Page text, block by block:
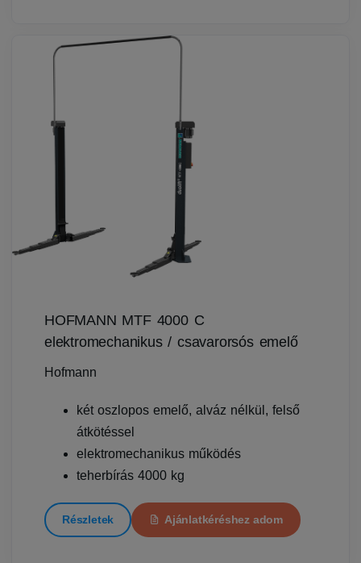
HOFMANN MTF 4000 C
elektromechanikus / csavarorsós emelő
Hofmann
két oszlopos emelő, alváz nélkül, felső
átkötéssel
elektromechanikus működés
teherbírás 4000 kg
Részletek Ajánlatkéréshez adom